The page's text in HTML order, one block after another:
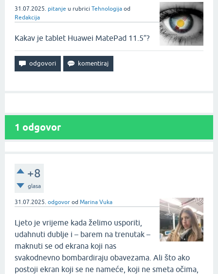
31.07.2025. pitanje u rubrici Tehnologija od
Redakcija
Kakav je tablet Huawei MatePad 11.5″?
1 odgovor
+8
glasa
31.07.2025. odgovor od Marina Vuka
Ljeto je vrijeme kada želimo usporiti,
udahnuti dublje i – barem na trenutak –
maknuti se od ekrana koji nas
svakodnevno bombardiraju obavezama. Ali što ako
postoji ekran koji se ne nameće, koji ne smeta očima,